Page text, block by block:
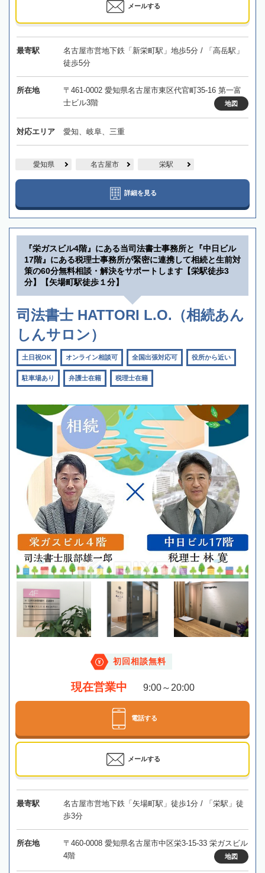
メールする
最寄駅
名古屋市営地下鉄「新栄町駅」地歩5分 / 「高岳駅」
徒歩5分
所在地
〒461-0002 愛知県名古屋市東区代官町35-16 第一富
士ビル3階
地図
対応エリア 愛知、岐阜、三重
愛知県 名古屋市 栄駅
詳細を見る
『栄ガスビル4階』にある当司法書士事務所と『中日ビル
17階』にある税理士事務所が緊密に連携して相続と生前対
策の60分無料相談・解決をサポートします【栄駅徒歩3
分】【矢場町駅徒歩１分】
司法書士 HATTORI L.O.（相続あん
しんサロン）
土日祝OK オンライン相談可 全国出張対応可 役所から近い
駐車場あり 弁護士在籍 税理士在籍
初回相談無料
現在営業中 9:00～20:00
電話する
メールする
最寄駅
名古屋市営地下鉄「矢場町駅」徒歩1分 / 「栄駅」徒
歩3分
所在地
〒460-0008 愛知県名古屋市中区栄3-15-33 栄ガスビル
4階
地図